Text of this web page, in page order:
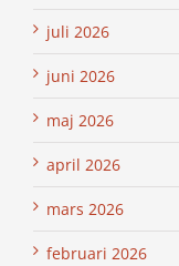
juli 2026
juni 2026
maj 2026
april 2026
mars 2026
februari 2026